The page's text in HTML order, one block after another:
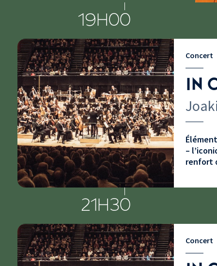
19H00
Concert
IN
–
renfort
21H30
Concert